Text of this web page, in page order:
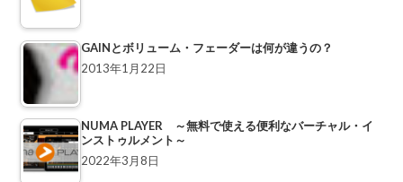
GAINとボリューム・フェーダーは何が違うの？
2013年1月22日
NUMA PLAYER ～無料で使える便利なバーチャル・イ
ンストゥルメント～
2022年3月8日